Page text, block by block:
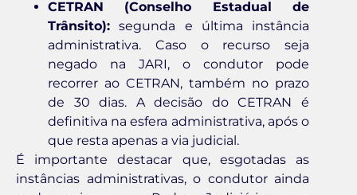
CETRAN (Conselho Estadual de
Trânsito): segunda e última instância
administrativa. Caso o recurso seja
negado na JARI, o condutor pode
recorrer ao CETRAN, também no prazo
de 30 dias. A decisão do CETRAN é
definitiva na esfera administrativa, após o
que resta apenas a via judicial.
É importante destacar que, esgotadas as
instâncias administrativas, o condutor ainda